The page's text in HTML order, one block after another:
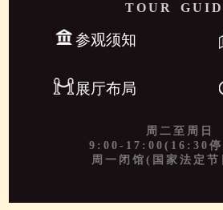
TOUR
参观须知
展厅布局
周二至周日
9:00-17:00(16:30停
周一闭馆(国家法定节